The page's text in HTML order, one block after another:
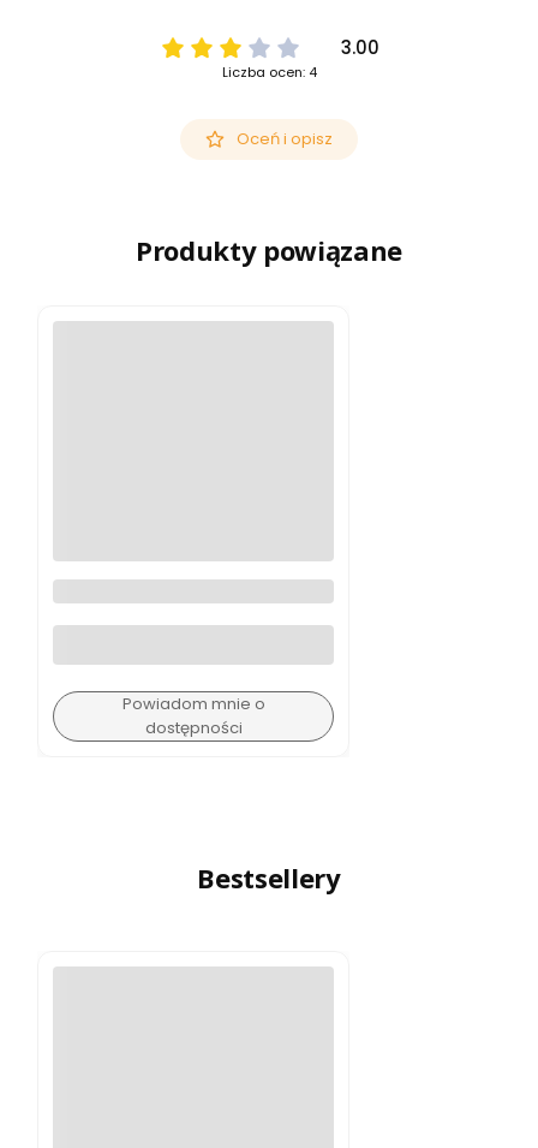
3.00
Liczba ocen: 4
Oceń i opisz
Produkty powiązane
Primos Trigger Stick Gen II
Deluxe Trójnóg
Powiadom mnie o
dostępności
Bestsellery